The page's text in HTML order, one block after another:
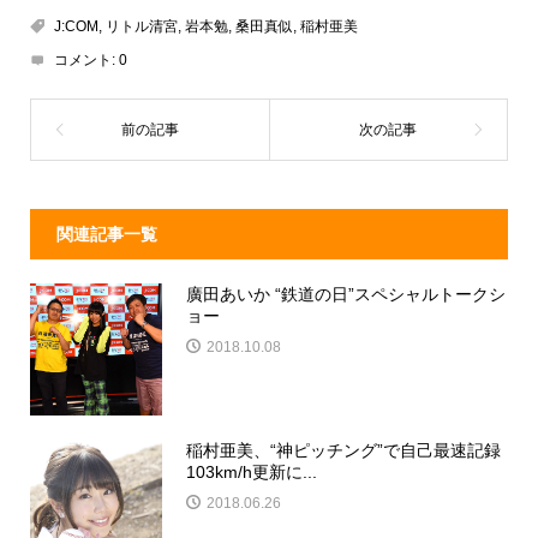
a
d
s
n
e
o
J:COM , リトル清宮, 岩本勉, 桑田真似, 稲村亜美
コメント: 0
関連記事一覧
廣田あいか “鉄道の日”スペシャルトークシ
ョー
2018.10.08
稲村亜美、“神ピッチング”で自己最速記録
103km/h更新に...
2018.06.26